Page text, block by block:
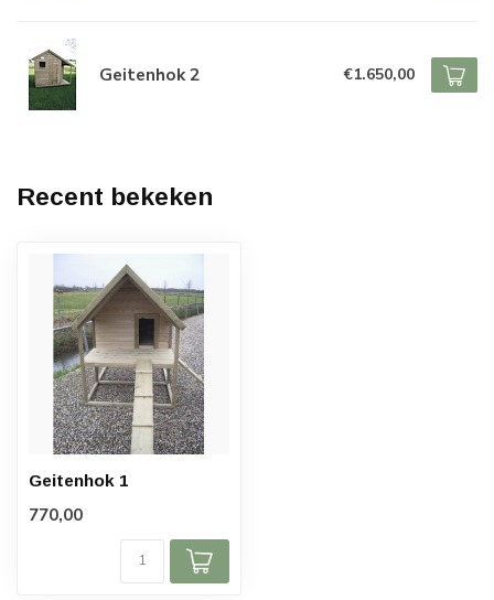
Geitenhok 2 €1.650,00
Recent bekeken
Geitenhok 1
770,00